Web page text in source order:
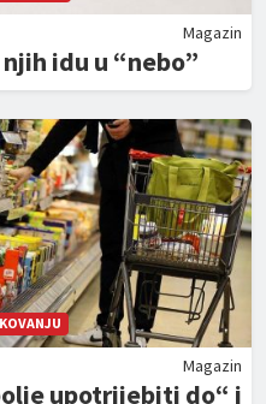
Magazin
idu u “nebo”
Magazin
upotrijebiti do“ i